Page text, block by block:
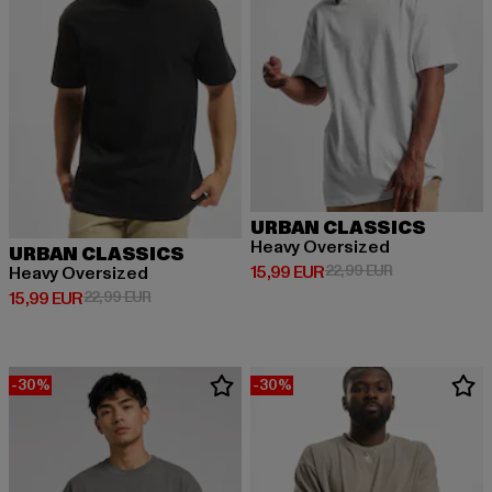
URBAN CLASSICS
Heavy Oversized
15,99 EUR
Derzeitiger Preis: 15,99 EUR
22,99 EURAktionspreis: 22,99 EUR
URBAN CLASSICS
Heavy Oversized
15,99 EUR
Derzeitiger Preis: 15,99 EUR
22,99 EURAktionspreis:
-30% -30%